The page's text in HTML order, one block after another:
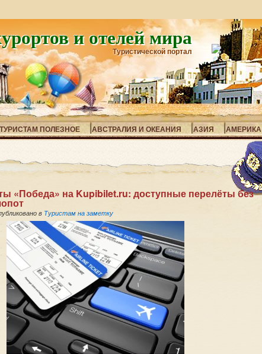
и отелей мира
Туристической портал
ТУРИСТАМ ПОЛЕЗНОЕ АВСТРАЛИЯ И ОКЕАНИЯ АЗИЯ АМЕРИКА
«Победа» на Kupibilet.ru: доступные перелёты без
в Туристам на заметку